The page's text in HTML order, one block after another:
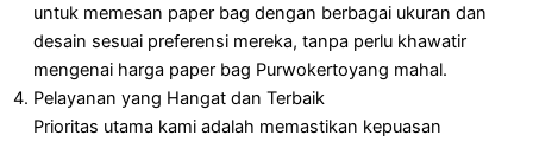
untuk memesan paper bag dengan berbagai ukuran dan
desain sesuai preferensi mereka, tanpa perlu khawatir
mengenai harga paper bag Purwokertoyang mahal.
Pelayanan yang Hangat dan Terbaik
Prioritas utama kami adalah memastikan kepuasan